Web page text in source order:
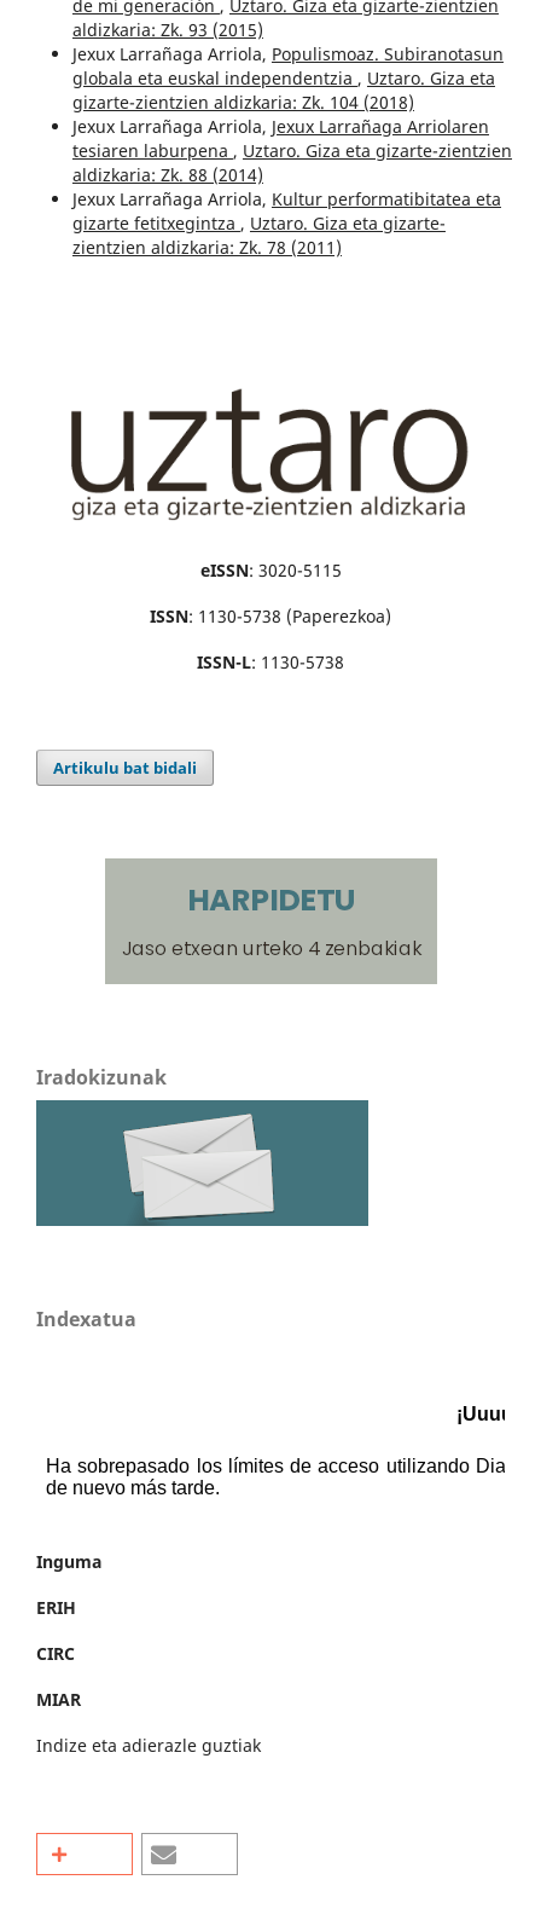
de mi generación , Uztaro. Giza eta gizarte-zientzien
aldizkaria: Zk. 93 (2015)
Jexux Larrañaga Arriola, Populismoaz. Subiranotasun
globala eta euskal independentzia , Uztaro. Giza eta
gizarte-zientzien aldizkaria: Zk. 104 (2018)
Jexux Larrañaga Arriola, Jexux Larrañaga Arriolaren
tesiaren laburpena , Uztaro. Giza eta gizarte-zientzien
aldizkaria: Zk. 88 (2014)
Jexux Larrañaga Arriola, Kultur performatibitatea eta
gizarte fetitxegintza , Uztaro. Giza eta gizarte-
zientzien aldizkaria: Zk. 78 (2011)
eISSN: 3020-5115
ISSN: 1130-5738 (Paperezkoa)
ISSN-L: 1130-5738
Artikulu bat bidali
Iradokizunak
Indexatua
Inguma
ERIH
CIRC
MIAR
Indize eta adierazle guztiak